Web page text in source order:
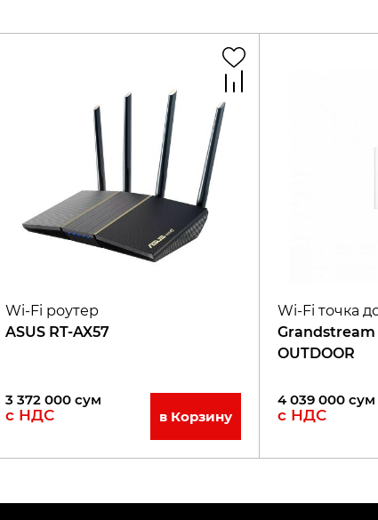
Wi-Fi роутер
ASUS RT-AX57
3 372 000 сум
с НДС в Корзину
Wi-Fi точка
Grandstream
OUTDOOR
4 039 000 сум
с НДС